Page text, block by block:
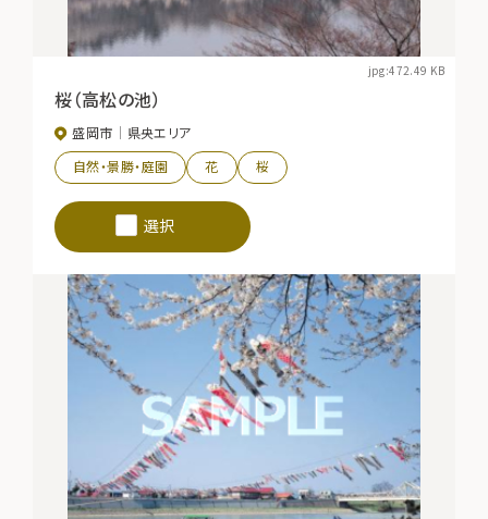
jpg:472.49 KB
桜（高松の池）
盛岡市
県央エリア
自然・景勝・庭園
花 桜
選択